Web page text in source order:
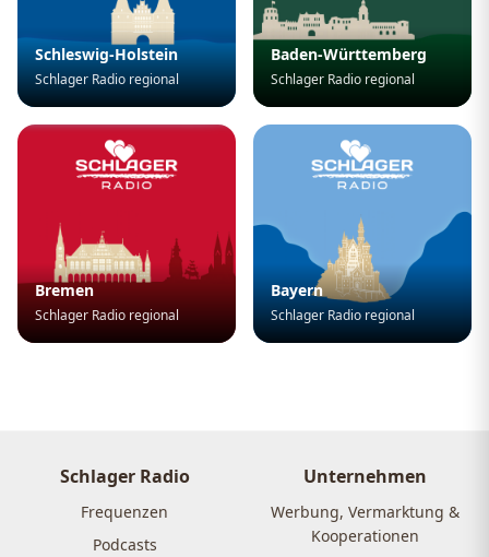
Schleswig-Holstein
Schlager Radio regional
Baden-Württemberg
Schlager Radio regional
Bremen
Schlager Radio regional
Bayern
Schlager Radio regional
Schlager Radio
Frequenzen
Podcasts
Unternehmen
Werbung, Vermarktung &
Kooperationen